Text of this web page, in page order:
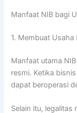
Manfaat NIB bagi
1. Membuat
Manfaat utama
resmi. Ketika
dapat beroperasi
Selain itu,